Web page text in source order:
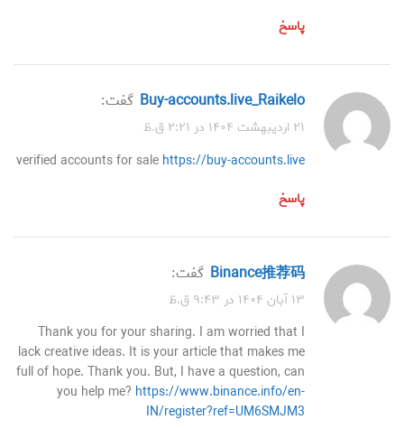
پاسخ
buy-accounts.live_Raikelo گفت:
۲۱ اردیبهشت ۱۴۰۴ در ۲:۲۱ ق.ظ
verified accounts for sale https://buy-accounts.live
پاسخ
Binance推荐码 گفت:
۱۳ آبان ۱۴۰۴ در ۹:۴۳ ق.ظ
Thank you for your sharing. I am worried that I
lack creative ideas. It is your article that makes me
full of hope. Thank you. But, I have a question, can
you help me? https://www.binance.info/en-
IN/register?ref=UM6SMJM3